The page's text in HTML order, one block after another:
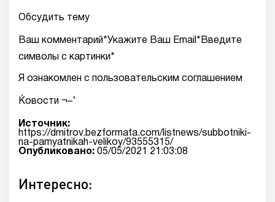
Обсудить тему
Ваш комментарий*Укажите Ваш Email*Введите
символы с картинки*
Я ознакомлен с пользовательским соглашением
Ќовости ¬–‘
Источник:
https://dmitrov.bezformata.com/listnews/subbotniki-
na-pamyatnikah-velikoy/93555315/
Опубликовано: 05/05/2021 21:03:08
Интересно: